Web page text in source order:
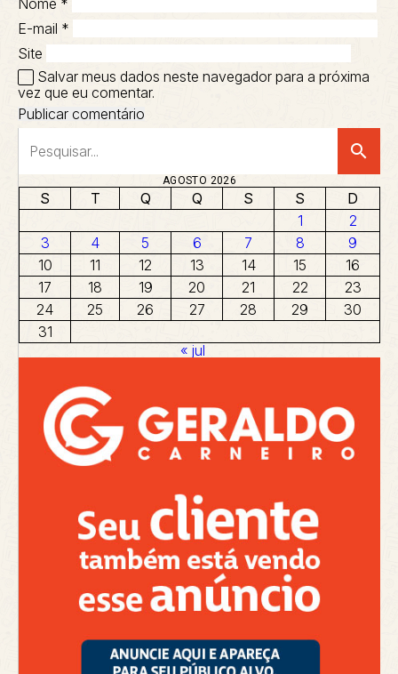
E-mail *
Site
Salvar meus dados neste navegador para a próxima
vez que eu comentar.
search
AGOSTO 2026
S T Q Q S S
D
1
2
3
4 5 6 7 8
9
10
11 12 13 14 15
16
17
18 19 20 21 22
23
24
25 26 27 28 29
30
31
« jul